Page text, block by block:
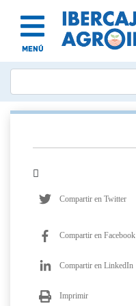
MENÚ
Compartir en Twitter
Compartir en Facebook
Compartir en LinkedIn
Imprimir